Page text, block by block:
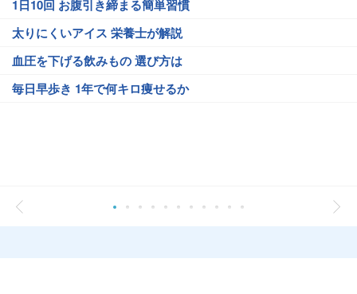
1日10回 お腹引き締まる簡単習慣
太りにくいアイス 栄養士が解説
血圧を下げる飲みもの 選び方は
毎日早歩き 1年で何キロ痩せるか